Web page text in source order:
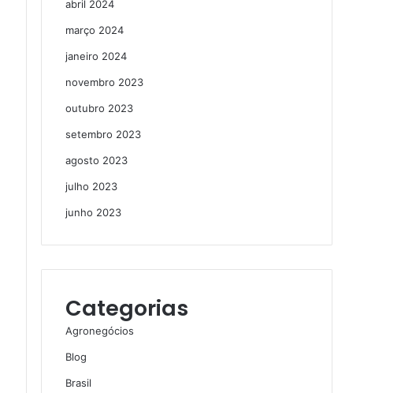
abril 2024
março 2024
janeiro 2024
novembro 2023
outubro 2023
setembro 2023
agosto 2023
julho 2023
junho 2023
Categorias
Agronegócios
Blog
Brasil